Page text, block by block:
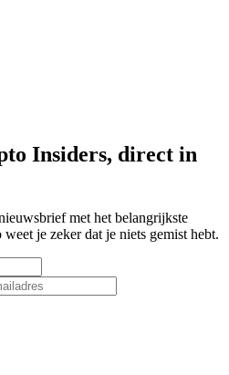
Insiders, direct in
met het belangrijkste
je zeker dat je niets gemist hebt.